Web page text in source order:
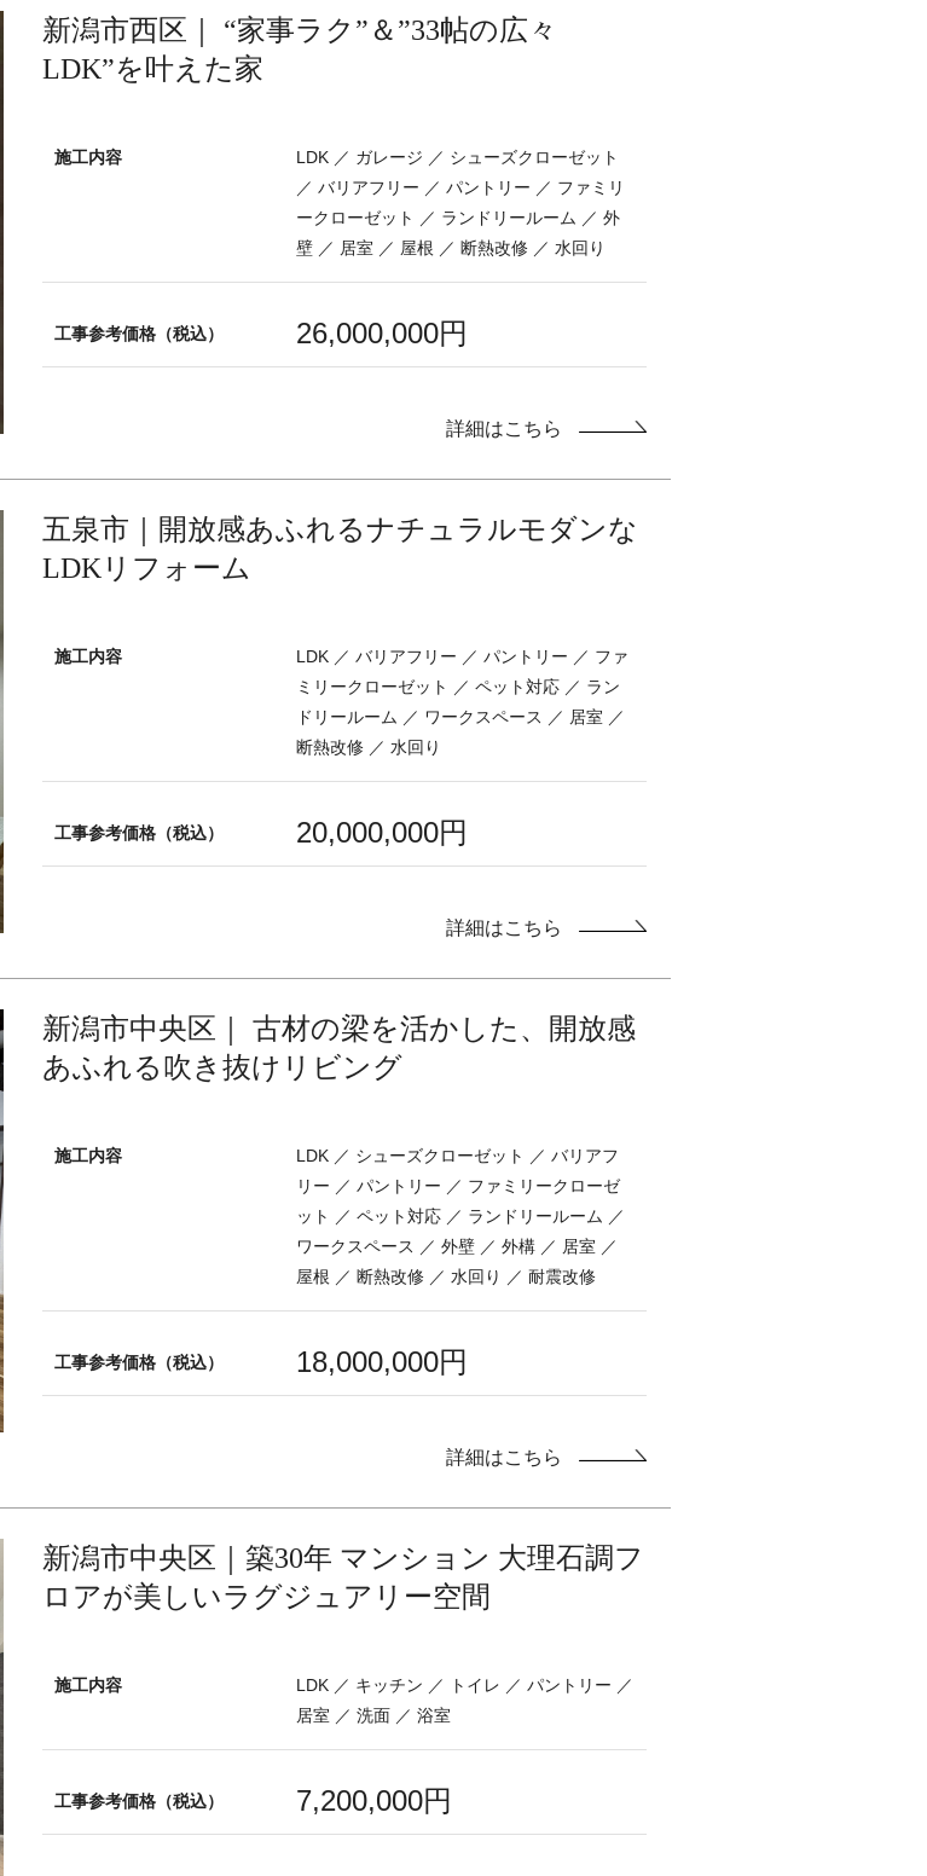
新潟市西区｜ “家事ラク”＆”33帖の広々
LDK”を叶えた家
施工内容
LDK ／ ガレージ ／ シューズクローゼット
／ バリアフリー ／ パントリー ／ ファミリ
ークローゼット ／ ランドリールーム ／ 外
壁 ／ 居室 ／ 屋根 ／ 断熱改修 ／ 水回り
工事参考価格（税込） 26,000,000円
詳細はこちら
五泉市｜開放感あふれるナチュラルモダンな
LDKリフォーム
施工内容
LDK ／ バリアフリー ／ パントリー ／ ファ
ミリークローゼット ／ ペット対応 ／ ラン
ドリールーム ／ ワークスペース ／ 居室 ／
断熱改修 ／ 水回り
工事参考価格（税込） 20,000,000円
詳細はこちら
新潟市中央区｜ 古材の梁を活かした、開放感
あふれる吹き抜けリビング
施工内容
LDK ／ シューズクローゼット ／ バリアフ
リー ／ パントリー ／ ファミリークローゼ
ット ／ ペット対応 ／ ランドリールーム ／
ワークスペース ／ 外壁 ／ 外構 ／ 居室 ／
屋根 ／ 断熱改修 ／ 水回り ／ 耐震改修
工事参考価格（税込） 18,000,000円
詳細はこちら
新潟市中央区｜築30年 マンション 大理石調フ
ロアが美しいラグジュアリー空間
施工内容
LDK ／ キッチン ／ トイレ ／ パントリー ／
居室 ／ 洗面 ／ 浴室
工事参考価格（税込） 7,200,000円